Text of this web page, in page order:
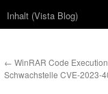
Inhalt (Vista Blog)
← WinRAR Code
Schwachstelle CVE-2023-